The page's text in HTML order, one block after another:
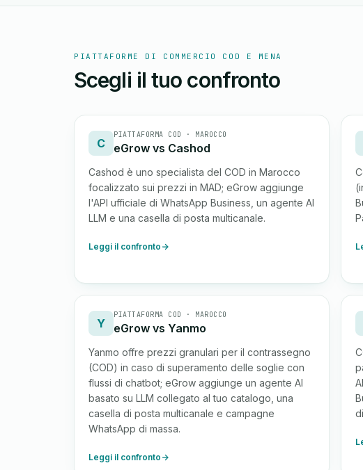
PIATTAFORME DI COMMERCIO COD E MENA
Scegli il tuo confronto
C
PIATTAFORMA COD · MAROCCO
eGrow vs Cashod
Cashod è uno specialista del COD in Marocco
focalizzato sui prezzi in MAD; eGrow aggiunge
l'API ufficiale di WhatsApp Business, un agente AI
LLM e una casella di posta multicanale.
Leggi il confronto
Y
PIATTAFORMA COD · MAROCCO
eGrow vs Yanmo
Yanmo offre prezzi granulari per il contrassegno
(COD) in caso di superamento delle soglie con
flussi di chatbot; eGrow aggiunge un agente AI
basato su LLM collegato al tuo catalogo, una
casella di posta multicanale e campagne
WhatsApp di massa.
Leggi il confronto